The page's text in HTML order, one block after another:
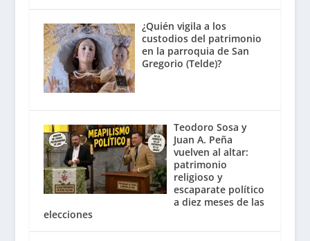
¿Quién vigila a los
custodios del patrimonio
en la parroquia de San
Gregorio (Telde)?
Teodoro Sosa y
Juan A. Peña
vuelven al altar:
patrimonio
religioso y
escaparate político
a diez meses de las
elecciones